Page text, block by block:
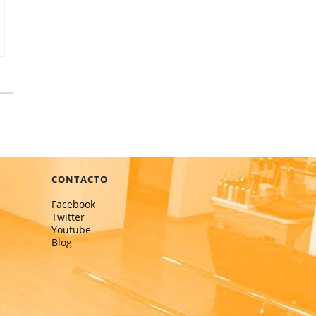
CONTACTO
Facebook
Twitter
Youtube
Blog